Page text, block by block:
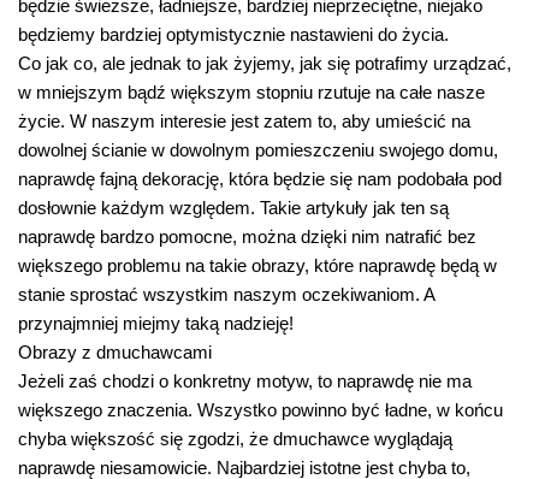
będzie świeższe, ładniejsze, bardziej nieprzeciętne, niejako
będziemy bardziej optymistycznie nastawieni do życia.
Co jak co, ale jednak to jak żyjemy, jak się potrafimy urządzać,
w mniejszym bądź większym stopniu rzutuje na całe nasze
życie. W naszym interesie jest zatem to, aby umieścić na
dowolnej ścianie w dowolnym pomieszczeniu swojego domu,
naprawdę fajną dekorację, która będzie się nam podobała pod
dosłownie każdym względem. Takie artykuły jak ten są
naprawdę bardzo pomocne, można dzięki nim natrafić bez
większego problemu na takie obrazy, które naprawdę będą w
stanie sprostać wszystkim naszym oczekiwaniom. A
przynajmniej miejmy taką nadzieję!
Obrazy z dmuchawcami
Jeżeli zaś chodzi o konkretny motyw, to naprawdę nie ma
większego znaczenia. Wszystko powinno być ładne, w końcu
chyba większość się zgodzi, że dmuchawce wyglądają
naprawdę niesamowicie. Najbardziej istotne jest chyba to,